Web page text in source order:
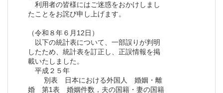
利用者の皆様にはご迷惑をおかけしまし
たことをお詫び申し上げます。
（令和８年６月12日）
以下の統計表について、一部誤りが判明
したため、統計表を訂正し、正誤情報を掲
載いたしました。
平成２５年
別表 日本における外国人 婚姻・離
婚 第1表 婚姻件数，夫の国籍・妻の国籍